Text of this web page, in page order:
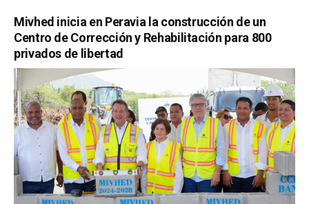
Mivhed inicia en Peravia la construcción de un
Centro de Corrección y Rehabilitación para 800
privados de libertad